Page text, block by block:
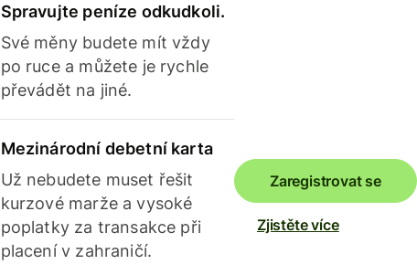
Spravujte peníze odkudkoli.
Své měny budete mít vždy
po ruce a můžete je rychle
převádět na jiné.
Mezinárodní debetní karta
Už nebudete muset řešit
kurzové marže a vysoké
poplatky za transakce při
placení v zahraničí.
Zaregistrovat se
Zjistěte více